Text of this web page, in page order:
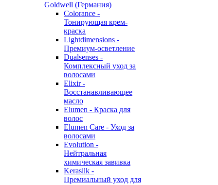
Goldwell (Германия)
Colorance -
Тонирующая крем-
краска
Lightdimensions -
Премиум-осветление
Dualsenses -
Комплексный уход за
волосами
Elixir -
Восстанавливающее
масло
Elumen - Краска для
волос
Elumen Care - Уход за
волосами
Evolution -
Нейтральная
химическая завивка
Kerasilk -
Премиальный уход для